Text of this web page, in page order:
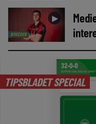
NYHEDER
►
TIPSBLADET SPECIAL